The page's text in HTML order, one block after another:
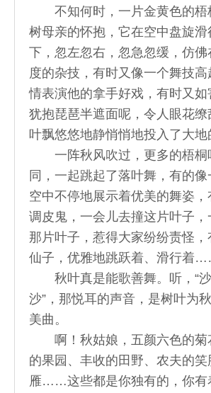
不知何时，一片金黄色的梧
树母亲的怀抱，它在空中盘旋滑
下，忽左忽右，忽急忽缓，仿
度的杂技，有时又像一个舞技
情表演他的拿手好戏，有时又如
犹抱琵琶半遮面呢，令人眼花缭
叶飘悠悠地静悄悄地投入了大地
一阵秋风吹过，更多的梧桐
同，一起跳起了落叶舞，有的
空中不停地展示着优美的舞姿
调皮鬼，一会儿去撞这片叶子
那片叶子，惹得大家纷纷责怪
仙子，优雅地跳跃着、滑行着
秋叶真是能歌善舞。听，“沙
沙”，那悦耳的声音，是树叶为
美曲。
啊！秋姑娘，五颜六色的菊
的果园、丰收的田野、农夫的
雁……这些都是你独有的，你有